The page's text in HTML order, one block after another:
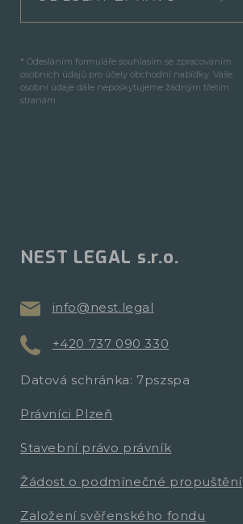
* Odesláním formuláře souhlasím se zpracováním
osobních údajů pro účely obchodní nabídky. Vaše
osobní údaje dále neposkytujeme žádným třetím
stranám.
NEST LEGAL s.r.o.
info@nest.legal
+420 737 090 330
Datová schránka: 7pszspa
Právníci Plzeň
Stavební právo právník
Žádost o podmínečné propuštění
Založení svěřenského fondu